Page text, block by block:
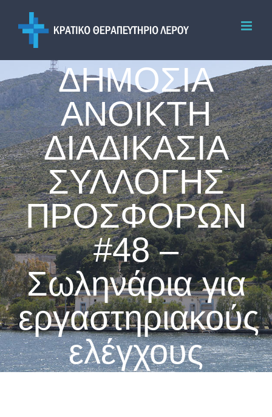
content
ΔΗΜΟΣΙΑ
ΑΝΟΙΚΤΗ
ΔΙΑΔΙΚΑΣΙΑ
ΣΥΛΛΟΓΗΣ
ΠΡΟΣΦΟΡΩΝ
#48 –
Σωληνάρια για
εργαστηριακούς
ελέγχους